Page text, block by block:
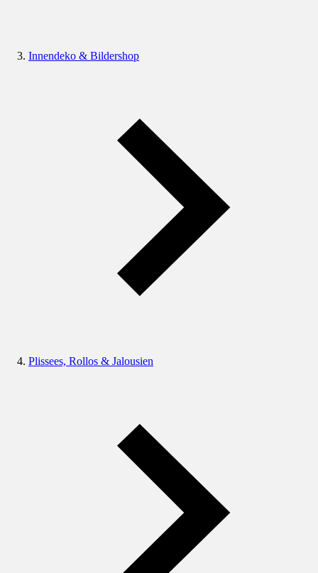
Innendeko & Bildershop
Plissees, Rollos & Jalousien